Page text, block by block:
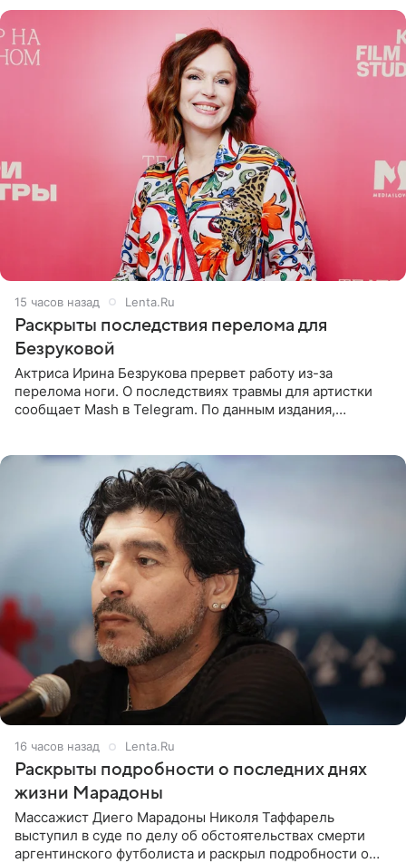
15 часов назад Lenta.Ru
Раскрыты последствия перелома для
Безруковой
Актриса Ирина Безрукова прервет работу из-за
перелома ноги. О последствиях травмы для артистки
сообщает Mash в Telegram. По данным издания,
16 часов назад Lenta.Ru
Раскрыты подробности о последних днях
жизни Марадоны
Массажист Диего Марадоны Николя Таффарель
выступил в суде по делу об обстоятельствах смерти
аргентинского футболиста и раскрыл подробности о